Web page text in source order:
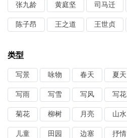
张九龄 黄庭坚 司马迁
陈子昂 王之道 王世贞
类型
写景 咏物 春天 夏天
写雨 写雪 写风 写花
菊花 柳树 月亮 山水
儿童 田园 边塞 抒情